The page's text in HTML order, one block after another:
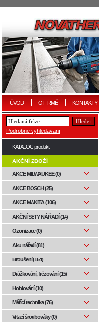
ÚVOD O FIRMĚ KONTAKTY
Podrobné vyhledávání
KATALOG produkt
AKČNÍ ZBOŽÍ
AKCE MILWAUKEE (0)
AKCE BOSCH (25)
AKCE MAKITA (106)
AKČNÍ SETY NÁŘADÍ (14)
Ozonizace (0)
Aku nářadí (81)
Broušení (164)
Drážkování, frézování (15)
Hoblování (10)
Měřící technika (76)
Vrtací šroubováky (0)